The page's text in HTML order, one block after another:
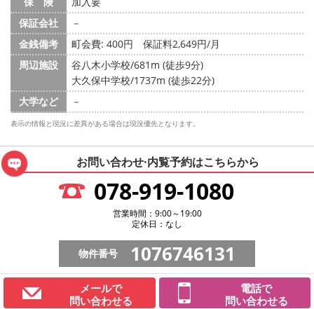
保証会社
－
金銭備考
町会費: 400円
保証料2,649円/月
周辺施設
谷八木小学校/681m (徒歩9分)
大久保中学校/1737m (徒歩22分)
大学など
－
表示の情報と現況に差異がある場合は現況優先となります。
お問い合わせ·内覧予約はこちらから
078-919-1080
営業時間：9:00～19:00
定休日：なし
物件番号 1076746131
メールで
問い合わせる
電話で
問い合わせる